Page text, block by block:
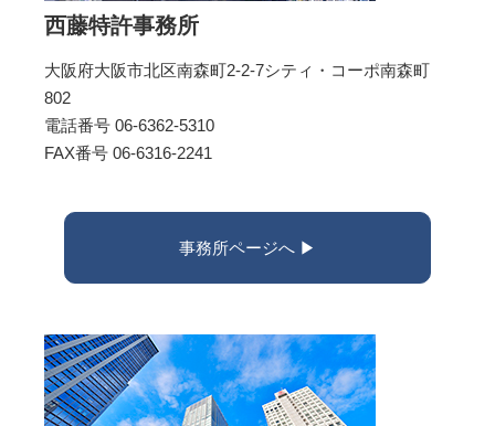
西藤特許事務所
大阪府大阪市北区南森町2-2-7シティ・コーポ南森町
802
電話番号 06-6362-5310
FAX番号 06-6316-2241
事務所ページへ ▶︎